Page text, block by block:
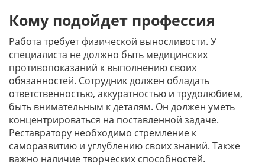
Кому подойдет профессия
Работа требует физической выносливости. У
специалиста не должно быть медицинских
противопоказаний к выполнению своих
обязанностей. Сотрудник должен обладать
ответственностью, аккуратностью и трудолюбием,
быть внимательным к деталям. Он должен уметь
концентрироваться на поставленной задаче.
Реставратору необходимо стремление к
саморазвитию и углублению своих знаний. Также
важно наличие творческих способностей.